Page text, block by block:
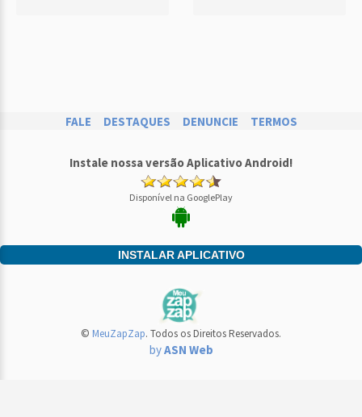
FALE DESTAQUES DENUNCIE TERMOS
Instale nossa versão Aplicativo Android!
Disponível na GooglePlay
INSTALAR APLICATIVO
© MeuZapZap. Todos os Direitos Reservados.
byASN Web